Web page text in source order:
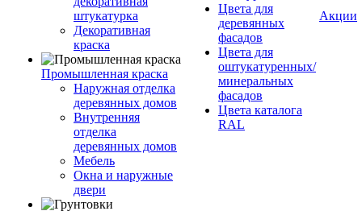
штукатурка
Декоративная
краска
Промышленная краска
Наружная отделка
деревянных домов
Внутренняя
отделка
деревянных домов
Мебель
Окна и наружные
двери
Цвета для
деревянных
фасадов
Цвета для
оштукатуренных/
минеральных
фасадов
Цвета каталога
RAL
Акции